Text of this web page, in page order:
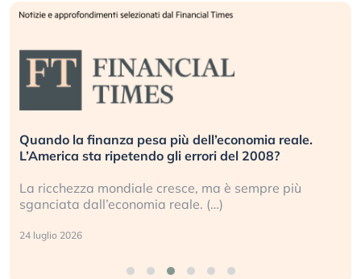
Quando la finanza pesa più dell’economia reale.
L’America sta ripetendo gli errori del 2008?
La ricchezza mondiale cresce, ma è sempre più
sganciata dall’economia reale. (…)
24 luglio 2026